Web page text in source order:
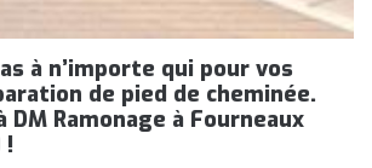
à n’importe qui pour vos
de pied de cheminée.
DM Ramonage à Fourneaux
!